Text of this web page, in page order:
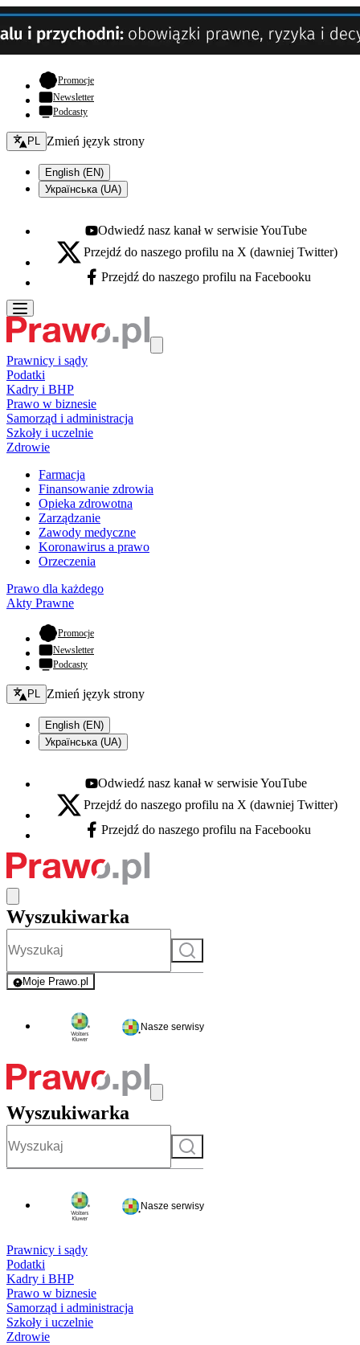
Promocje- otwiera się w nowej karcie
Newsletter
Podcasty
Zmień język - bieżący:
PL Zmień język strony
English (EN)
Українська (UA)
Youtube - otwiera się w nowej karcie
Odwiedź nasz kanał w serwisie YouTube
X - otwiera się w nowej karcie
Przejdź do naszego profilu na X (dawniej Twitter)
Facebook - otwiera się w nowej karcie
Przejdź do naszego profilu na Facebooku
Prawnicy i sądy
Podatki
Kadry i BHP
Prawo w biznesie
Samorząd i administracja
Szkoły i uczelnie
Zdrowie
Farmacja
Finansowanie zdrowia
Opieka zdrowotna
Zarządzanie
Zawody medyczne
Koronawirus a prawo
Orzeczenia
Prawo dla każdego
Akty Prawne
Promocje- otwiera się w nowej karcie
Newsletter
Podcasty
Zmień język - bieżący:
PL Zmień język strony
English (EN)
Українська (UA)
Youtube - otwiera się w nowej karcie
Odwiedź nasz kanał w serwisie YouTube
X - otwiera się w nowej karcie
Przejdź do naszego profilu na X (dawniej Twitter)
Facebook - otwiera się w nowej karcie
Przejdź do naszego profilu na Facebooku
Wyszukiwarka
Szukaj
Moje Prawo.pl
- rejestracja i logowanie do serwisu
Nasze serwisy
Wyszukiwarka
Szukaj
Nasze serwisy
Prawnicy i sądy
Podatki
Kadry i BHP
Prawo w biznesie
Samorząd i administracja
Szkoły i uczelnie
Zdrowie